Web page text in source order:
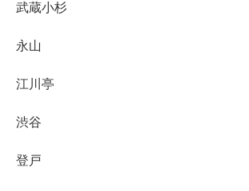
武蔵小杉
永山
江川亭
渋谷
登戸